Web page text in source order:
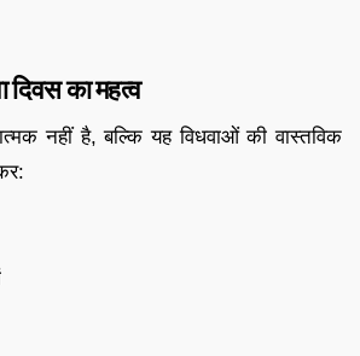
दिवस का महत्व
नहीं है, बल्कि यह विधवाओं की वास्तविक